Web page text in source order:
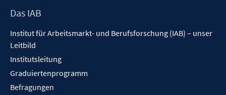
Footer
Das IAB
Institut für Arbeitsmarkt- und Berufsforschung (IAB) – unser
Leitbild
Institutsleitung
Graduiertenprogramm
Befragungen